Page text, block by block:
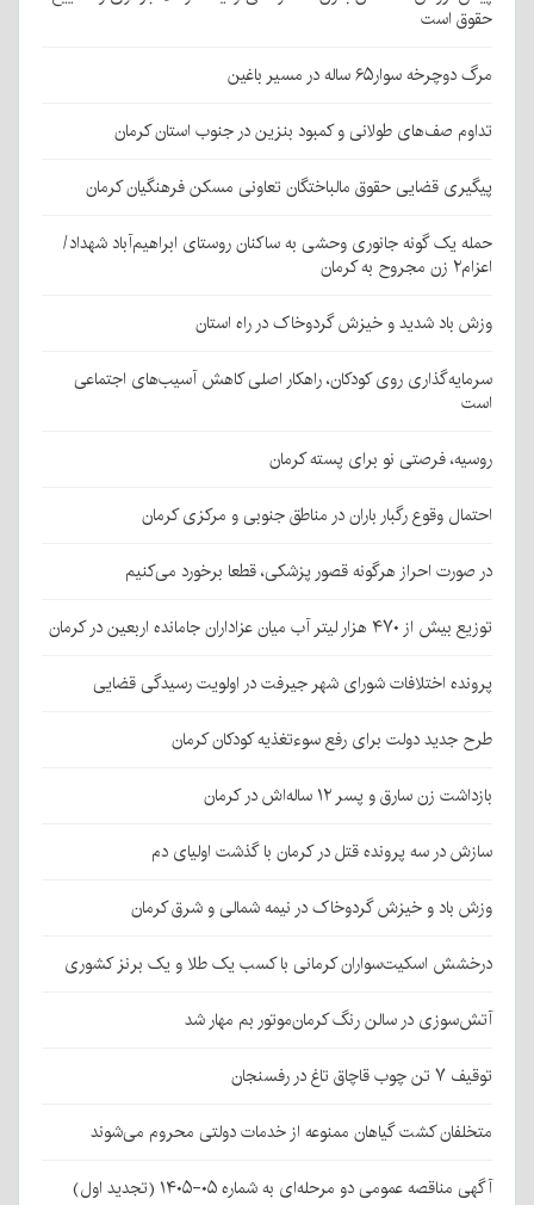
حقوق است
مرگ دوچرخه سوار۶۵ ساله در مسیر باغین
تداوم صف‌های طولانی و کمبود بنزین در جنوب استان کرمان
پیگیری قضایی حقوق مالباختگان تعاونی مسکن فرهنگیان کرمان
حمله یک گونه جانوری وحشی به ساکنان روستای ابراهیم‌آباد شهداد/
اعزام۲ زن مجروح به کرمان
وزش باد شدید و خیزش گردوخاک در راه استان
سرمایه‌گذاری روی کودکان، راهکار اصلی کاهش آسیب‌های اجتماعی
است
روسیه، فرصتی نو برای پسته کرمان
احتمال وقوع رگبار باران در مناطق جنوبی و مرکزی کرمان
در صورت احراز هرگونه قصور پزشکی، قطعا برخورد می‌کنیم
توزیع بیش از ۴۷۰ هزار لیتر آب میان عزاداران جامانده اربعین در کرمان
پرونده اختلافات شورای شهر جیرفت در اولویت رسیدگی قضایی
طرح جدید دولت برای رفع سوءتغذیه کودکان کرمان
بازداشت زن سارق و پسر ۱۲ ساله‌اش در کرمان
سازش در سه پرونده قتل در کرمان با گذشت اولیای دم
وزش باد و خیزش گردوخاک در نیمه شمالی و شرق کرمان
درخشش اسکیت‌سواران کرمانی با کسب یک طلا و یک برنز کشوری
آتش‌سوزی در سالن رنگ کرمان‌موتور بم مهار شد
توقیف ۷ تن چوب قاچاق تاغ در رفسنجان
متخلفان کشت گیاهان ممنوعه از خدمات دولتی محروم می‌شوند
آگهی مناقصه عمومی دو مرحله‌ای به شماره ۰۵-۱۴۰۵ (تجدید اول)